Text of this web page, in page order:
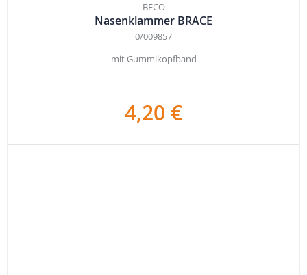
BECO
Nasenklammer BRACE
0/009857
mit Gummikopfband
4,20 €